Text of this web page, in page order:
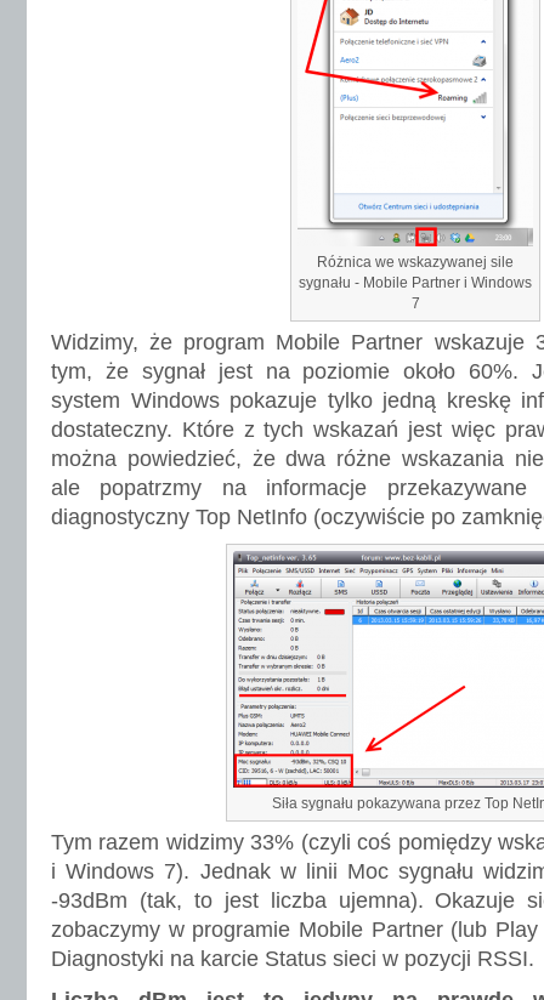
Różnica we wskazywanej sile
sygnału - Mobile Partner i Windows
7
Widzimy, że program Mobile Partner wskazuje
tym, że sygnał jest na poziomie około 60%.
system Windows pokazuje tylko jedną kreskę
dostateczny. Które z tych wskazań jest więc
można powiedzieć, że dwa różne wskazania
ale popatrzmy na informacje
diagnostyczny Top NetInfo (oczywiście po
Siła sygnału pokazywana przez Top
Tym razem widzimy 33% (czyli coś pomiędzy
i Windows 7). Jednak w linii Moc sygnału
-93dBm (tak, to jest liczba ujemna). Okazuje
zobaczymy w programie Mobile Partner (lub
Diagnostyki na karcie Status sieci w pozycji RSSI.